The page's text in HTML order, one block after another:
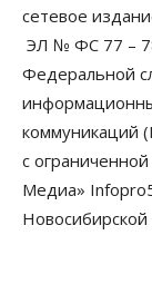
07 Августа 2026,
По
листы на
07 Августа 2026,
Бизнес Власть
привлекать
России
сетевое
ЭЛ № ФС 77 –
Федеральной
коммуникаций
с
Медиа»